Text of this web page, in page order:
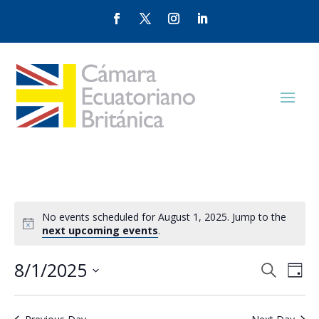
No events scheduled for August 1, 2025. Jump to the
next upcoming events.
Events
Search
Day
8/1/2025